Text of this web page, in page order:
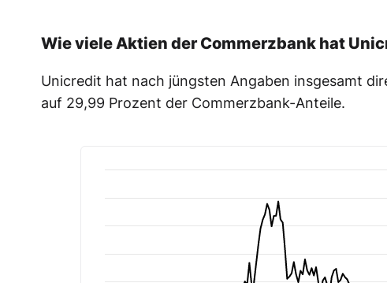
Wie viele Aktien der Commerzbank hat
Unicredit hat nach jüngsten Angaben insgesamt
auf 29,99 Prozent der Commerzbank-Anteile.